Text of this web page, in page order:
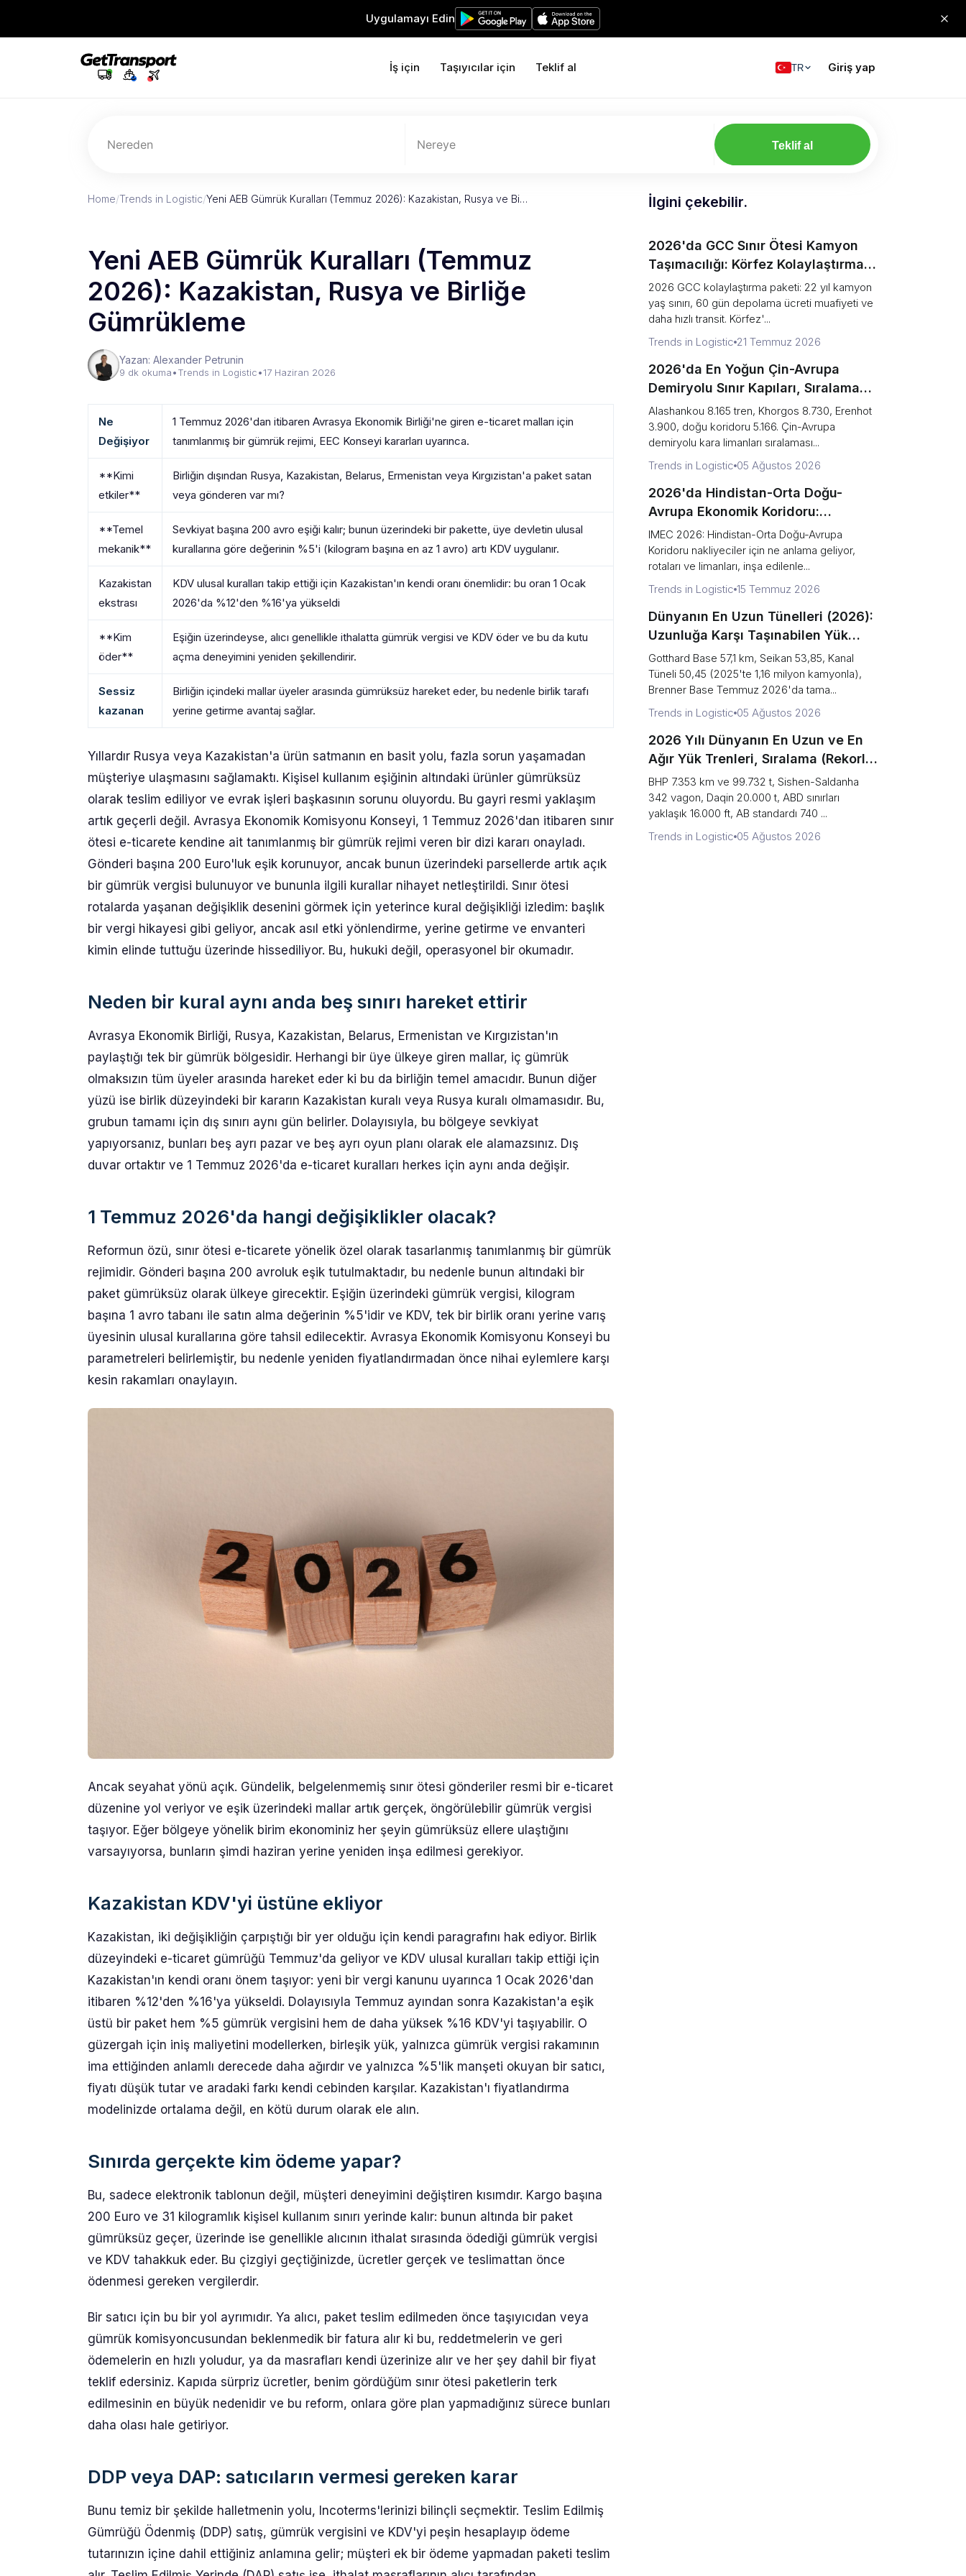
Uygulamayı Edin
İş için Taşıyıcılar için Teklif al TR Giriş yap
Nereden Nereye Teklif al
Home/Trends in Logistic/Yeni AEB Gümrük Kuralları (Temmuz 2026): Kazakistan, Rusya ve Bi…
Yeni AEB Gümrük Kuralları (Temmuz
2026): Kazakistan, Rusya ve Birliğe
Gümrükleme
Yazan: Alexander Petrunin
9 dk okuma•Trends in Logistic•17 Haziran 2026
Ne
Değişiyor
1 Temmuz 2026'dan itibaren Avrasya Ekonomik Birliği'ne giren e-ticaret malları için
tanımlanmış bir gümrük rejimi, EEC Konseyi kararları uyarınca.
**Kimi
etkiler**
Birliğin dışından Rusya, Kazakistan, Belarus, Ermenistan veya Kırgızistan'a paket satan
veya gönderen var mı?
**Temel
mekanik**
Sevkiyat başına 200 avro eşiği kalır; bunun üzerindeki bir pakette, üye devletin ulusal
kurallarına göre değerinin %5'i (kilogram başına en az 1 avro) artı KDV uygulanır.
Kazakistan
ekstrası
KDV ulusal kuralları takip ettiği için Kazakistan'ın kendi oranı önemlidir: bu oran 1 Ocak
2026'da %12'den %16'ya yükseldi
**Kim
öder**
Eşiğin üzerindeyse, alıcı genellikle ithalatta gümrük vergisi ve KDV öder ve bu da kutu
açma deneyimini yeniden şekillendirir.
Sessiz
kazanan
Birliğin içindeki mallar üyeler arasında gümrüksüz hareket eder, bu nedenle birlik tarafı
yerine getirme avantaj sağlar.
Yıllardır Rusya veya Kazakistan'a ürün satmanın en basit yolu, fazla sorun yaşamadan
müşteriye ulaşmasını sağlamaktı. Kişisel kullanım eşiğinin altındaki ürünler gümrüksüz
olarak teslim ediliyor ve evrak işleri başkasının sorunu oluyordu. Bu gayri resmi yaklaşım
artık geçerli değil. Avrasya Ekonomik Komisyonu Konseyi, 1 Temmuz 2026'dan itibaren sınır
ötesi e-ticarete kendine ait tanımlanmış bir gümrük rejimi veren bir dizi kararı onayladı.
Gönderi başına 200 Euro'luk eşik korunuyor, ancak bunun üzerindeki parsellerde artık açık
bir gümrük vergisi bulunuyor ve bununla ilgili kurallar nihayet netleştirildi. Sınır ötesi
rotalarda yaşanan değişiklik desenini görmek için yeterince kural değişikliği izledim: başlık
bir vergi hikayesi gibi geliyor, ancak asıl etki yönlendirme, yerine getirme ve envanteri
kimin elinde tuttuğu üzerinde hissediliyor. Bu, hukuki değil, operasyonel bir okumadır.
Neden bir kural aynı anda beş sınırı hareket ettirir
Avrasya Ekonomik Birliği, Rusya, Kazakistan, Belarus, Ermenistan ve Kırgızistan'ın
paylaştığı tek bir gümrük bölgesidir. Herhangi bir üye ülkeye giren mallar, iç gümrük
olmaksızın tüm üyeler arasında hareket eder ki bu da birliğin temel amacıdır. Bunun diğer
yüzü ise birlik düzeyindeki bir kararın Kazakistan kuralı veya Rusya kuralı olmamasıdır. Bu,
grubun tamamı için dış sınırı aynı gün belirler. Dolayısıyla, bu bölgeye sevkiyat
yapıyorsanız, bunları beş ayrı pazar ve beş ayrı oyun planı olarak ele alamazsınız. Dış
duvar ortaktır ve 1 Temmuz 2026'da e-ticaret kuralları herkes için aynı anda değişir.
1 Temmuz 2026'da hangi değişiklikler olacak?
Reformun özü, sınır ötesi e-ticarete yönelik özel olarak tasarlanmış tanımlanmış bir gümrük
rejimidir. Gönderi başına 200 avroluk eşik tutulmaktadır, bu nedenle bunun altındaki bir
paket gümrüksüz olarak ülkeye girecektir. Eşiğin üzerindeki gümrük vergisi, kilogram
başına 1 avro tabanı ile satın alma değerinin %5'idir ve KDV, tek bir birlik oranı yerine varış
üyesinin ulusal kurallarına göre tahsil edilecektir. Avrasya Ekonomik Komisyonu Konseyi bu
parametreleri belirlemiştir, bu nedenle yeniden fiyatlandırmadan önce nihai eylemlere karşı
kesin rakamları onaylayın.
Ancak seyahat yönü açık. Gündelik, belgelenmemiş sınır ötesi gönderiler resmi bir e-ticaret
düzenine yol veriyor ve eşik üzerindeki mallar artık gerçek, öngörülebilir gümrük vergisi
taşıyor. Eğer bölgeye yönelik birim ekonominiz her şeyin gümrüksüz ellere ulaştığını
varsayıyorsa, bunların şimdi haziran yerine yeniden inşa edilmesi gerekiyor.
Kazakistan KDV'yi üstüne ekliyor
Kazakistan, iki değişikliğin çarpıştığı bir yer olduğu için kendi paragrafını hak ediyor. Birlik
düzeyindeki e-ticaret gümrüğü Temmuz'da geliyor ve KDV ulusal kuralları takip ettiği için
Kazakistan'ın kendi oranı önem taşıyor: yeni bir vergi kanunu uyarınca 1 Ocak 2026'dan
itibaren %12'den %16'ya yükseldi. Dolayısıyla Temmuz ayından sonra Kazakistan'a eşik
üstü bir paket hem %5 gümrük vergisini hem de daha yüksek %16 KDV'yi taşıyabilir. O
güzergah için iniş maliyetini modellerken, birleşik yük, yalnızca gümrük vergisi rakamının
ima ettiğinden anlamlı derecede daha ağırdır ve yalnızca %5'lik manşeti okuyan bir satıcı,
fiyatı düşük tutar ve aradaki farkı kendi cebinden karşılar. Kazakistan'ı fiyatlandırma
modelinizde ortalama değil, en kötü durum olarak ele alın.
Sınırda gerçekte kim ödeme yapar?
Bu, sadece elektronik tablonun değil, müşteri deneyimini değiştiren kısımdır. Kargo başına
200 Euro ve 31 kilogramlık kişisel kullanım sınırı yerinde kalır: bunun altında bir paket
gümrüksüz geçer, üzerinde ise genellikle alıcının ithalat sırasında ödediği gümrük vergisi
ve KDV tahakkuk eder. Bu çizgiyi geçtiğinizde, ücretler gerçek ve teslimattan önce
ödenmesi gereken vergilerdir.
Bir satıcı için bu bir yol ayrımıdır. Ya alıcı, paket teslim edilmeden önce taşıyıcıdan veya
gümrük komisyoncusundan beklenmedik bir fatura alır ki bu, reddetmelerin ve geri
ödemelerin en hızlı yoludur, ya da masrafları kendi üzerinize alır ve her şey dahil bir fiyat
teklif edersiniz. Kapıda sürpriz ücretler, benim gördüğüm sınır ötesi paketlerin terk
edilmesinin en büyük nedenidir ve bu reform, onlara göre plan yapmadığınız sürece bunları
daha olası hale getiriyor.
DDP veya DAP: satıcıların vermesi gereken karar
Bunu temiz bir şekilde halletmenin yolu, Incoterms'lerinizi bilinçli seçmektir. Teslim Edilmiş
Gümrüğü Ödenmiş (DDP) satış, gümrük vergisini ve KDV'yi peşin hesaplayıp ödeme
tutarınızın içine dahil ettiğiniz anlamına gelir; müşteri ek bir ödeme yapmadan paketi teslim
İlgini çekebilir.
2026'da GCC Sınır Ötesi Kamyon
Taşımacılığı: Körfez Kolaylaştırma
Paketi Açıklaması
2026 GCC kolaylaştırma paketi: 22 yıl kamyon
yaş sınırı, 60 gün depolama ücreti muafiyeti ve
daha hızlı transit. Körfez'...
Trends in Logistic 21 Temmuz 2026
2026'da En Yoğun Çin-Avrupa
Demiryolu Sınır Kapıları, Sıralama
(Trenler vs Darboğaz Riski)
Alashankou 8.165 tren, Khorgos 8.730, Erenhot
3.900, doğu koridoru 5.166. Çin-Avrupa
demiryolu kara limanları sıralaması...
Trends in Logistic 05 Ağustos 2026
2026'da Hindistan-Orta Doğu-
Avrupa Ekonomik Koridoru:
Göndericilerin Bilmesi Gerekenler
IMEC 2026: Hindistan-Orta Doğu-Avrupa
Koridoru nakliyeciler için ne anlama geliyor,
rotaları ve limanları, inşa edilenle...
Trends in Logistic 15 Temmuz 2026
Dünyanın En Uzun Tünelleri (2026):
Uzunluğa Karşı Taşınabilen Yük
Sıralaması
Gotthard Base 57,1 km, Seikan 53,85, Kanal
Tüneli 50,45 (2025'te 1,16 milyon kamyonla),
Brenner Base Temmuz 2026'da tama...
Trends in Logistic 05 Ağustos 2026
2026 Yılı Dünyanın En Uzun ve En
Ağır Yük Trenleri, Sıralama (Rekorlar
vs Günlük Gerçeklik)
BHP 7.353 km ve 99.732 t, Sishen-Saldanha
342 vagon, Daqin 20.000 t, ABD sınırları
yaklaşık 16.000 ft, AB standardı 740 ...
Trends in Logistic 05 Ağustos 2026